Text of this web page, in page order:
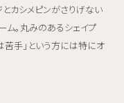
とカシメピンがさりげない
ム。丸みのあるシェイプ
苦手」という方には特にオ